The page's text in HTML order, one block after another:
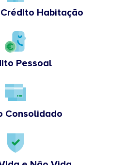
Habitação
Pessoal
Consolidado